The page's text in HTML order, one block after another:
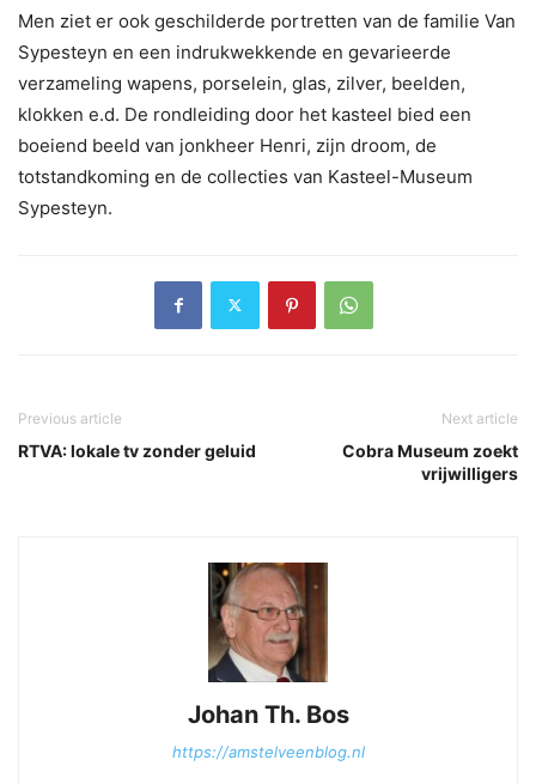
Men ziet er ook geschilderde portretten van de familie Van
Sypesteyn en een indrukwekkende en gevarieerde
verzameling wapens, porselein, glas, zilver, beelden,
klokken e.d. De rondleiding door het kasteel bied een
boeiend beeld van jonkheer Henri, zijn droom, de
totstandkoming en de collecties van Kasteel-Museum
Sypesteyn.
Previous article
RTVA: lokale tv zonder geluid
Next article
Cobra Museum zoekt
vrijwilligers
Johan Th. Bos
https://amstelveenblog.nl